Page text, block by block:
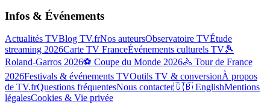
Infos & Événements
Actualités TVBlog TV.frNos auteursObservatoire TVÉtude
streaming 2026Carte TV FranceÉvénements culturels TV🎾
Roland-Garros 2026⚽ Coupe du Monde 2026🚴 Tour de France
2026Festivals & événements TVOutils TV & conversionÀ propos
de TV.frQuestions fréquentesNous contacter🇬🇧 EnglishMentions
légalesCookies & Vie privée